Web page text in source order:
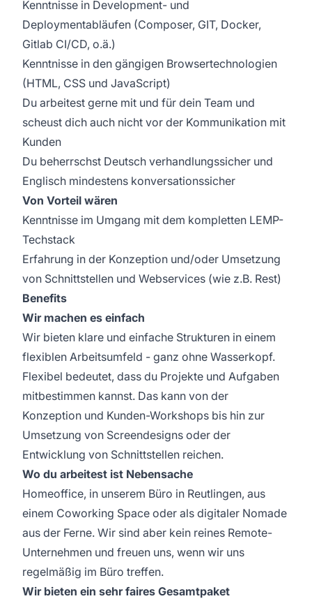
Kenntnisse in Development- und
Deploymentabläufen (Composer, GIT, Docker,
Gitlab CI/CD, o.ä.)
Kenntnisse in den gängigen Browsertechnologien
(HTML, CSS und JavaScript)
Du arbeitest gerne mit und für dein Team und
scheust dich auch nicht vor der Kommunikation mit
Kunden
Du beherrschst Deutsch verhandlungssicher und
Englisch mindestens konversationssicher
Von Vorteil wären
Kenntnisse im Umgang mit dem kompletten LEMP-
Techstack
Erfahrung in der Konzeption und/oder Umsetzung
von Schnittstellen und Webservices (wie z.B. Rest)
Benefits
Wir machen es einfach
Wir bieten klare und einfache Strukturen in einem
flexiblen Arbeitsumfeld - ganz ohne Wasserkopf.
Flexibel bedeutet, dass du Projekte und Aufgaben
mitbestimmen kannst. Das kann von der
Konzeption und Kunden-Workshops bis hin zur
Umsetzung von Screendesigns oder der
Entwicklung von Schnittstellen reichen.
Wo du arbeitest ist Nebensache
Homeoffice, in unserem Büro in Reutlingen, aus
einem Coworking Space oder als digitaler Nomade
aus der Ferne. Wir sind aber kein reines Remote-
Unternehmen und freuen uns, wenn wir uns
regelmäßig im Büro treffen.
Wir bieten ein sehr faires Gesamtpaket